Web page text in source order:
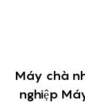
Máy chà
nghiệp